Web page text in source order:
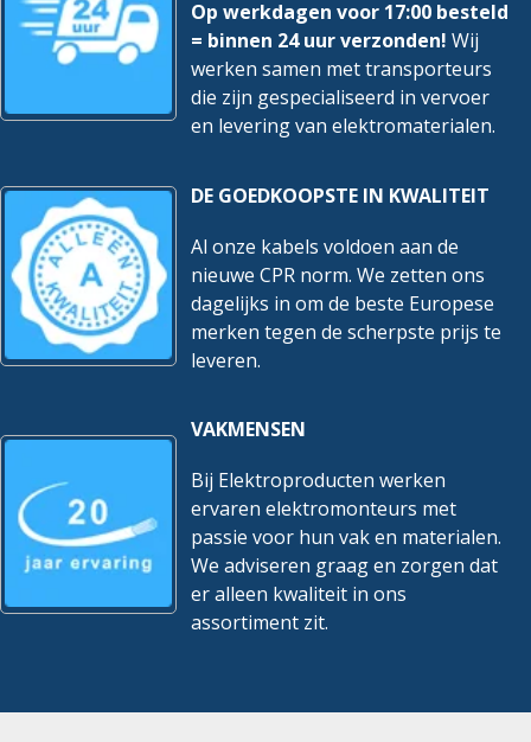
Op werkdagen voor 17:00 besteld
= binnen 24 uur verzonden! Wij
werken samen met transporteurs
die zijn gespecialiseerd in vervoer
en levering van elektromaterialen.
DE GOEDKOOPSTE IN KWALITEIT
Al onze kabels voldoen aan de
nieuwe CPR norm. We zetten ons
dagelijks in om de beste Europese
merken tegen de scherpste prijs te
leveren.
VAKMENSEN
Bij Elektroproducten werken
ervaren elektromonteurs met
passie voor hun vak en materialen.
We adviseren graag en zorgen dat
er alleen kwaliteit in ons
assortiment zit.